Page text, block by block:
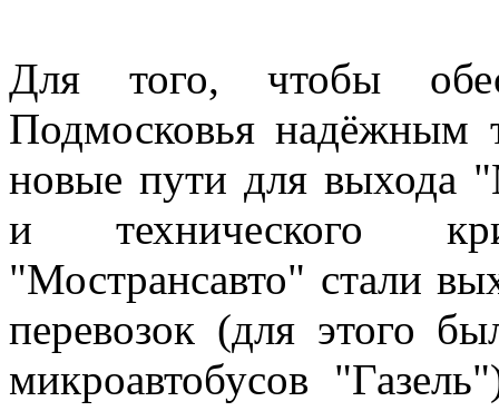
Для того, чтобы
Подмосковья надёжным
новые пути для выхода
и технического
"Мострансавто" стали
перевозок (для этого
микроавтобусов